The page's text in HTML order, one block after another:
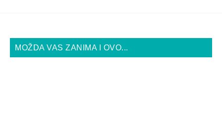
MOŽDA VAS ZANIMA I OVO...